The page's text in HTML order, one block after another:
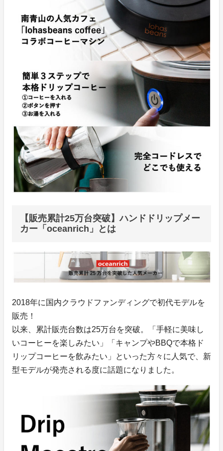
【販売累計25万台突破】ハンドドリップメー
カー「oceanrich」とは
2018年に国内クラウドファンディングで初代モデルを
販売！
以来、累計販売台数は25万台を突破。「手軽に美味し
いコーヒーを楽しみたい」「キャンプやBBQで本格ド
リップコーヒーを飲みたい」といった方々に人気で、新
型モデルが発売される度に話題になりました。